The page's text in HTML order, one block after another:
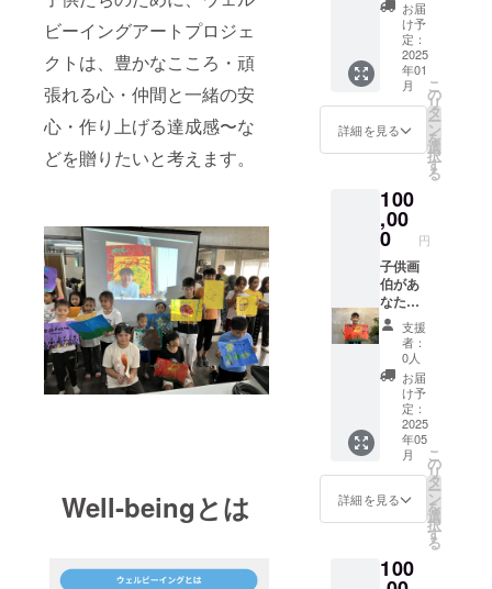
ビーイングアートプロジェ
クトは、豊かなこころ・頑
張れる心・仲間と一緒の安
心・作り上げる達成感〜な
どを贈りたいと考えます。
Well‐beingとは
からの
それぞ
れのポ
スト
カード
があり
ますの
で 是
くださ
い ⁑リ
ターン
品の著
作権及
びその
他法的
権利に
ついて
は、す
べてプ
ロジェ
クト
オー
ナーに
帰属し
ます。
クール
の運営
状況、
子供た
ちの喜
びの声
などを
１年間
ます 多
くの子
供たち
から
の、複
数の原
画があ
ります
ので 是
非、複
数口も
御支援
くださ
ターン
品の著
作権及
びその
他法的
は、す
べてプ
お届
け予
定：
2025
年01
月
詳細を見る
こ
の
リ
タ
ー
ン
を
選
択
す
る
100
,00
0 円
子供画
伯があ
なたの
ために
御希望
の絵を
描きま
す
（描い
て欲し
い画伯
と作品
内容を
備考欄
にご記
また、
スクー
支援
者：
0人
お届
け予
定：
2025
年05
月
詳細を見る
こ
の
リ
タ
ー
ン
を
選
択
す
る
100